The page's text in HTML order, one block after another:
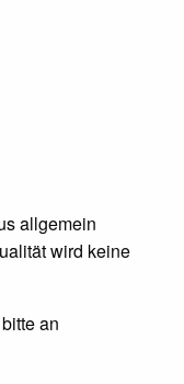
allgemein
wird keine
an